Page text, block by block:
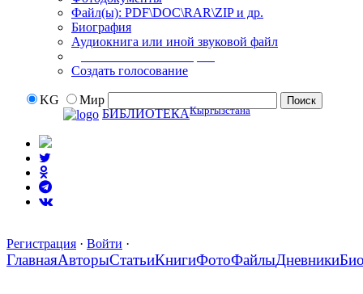
Файл(ы): PDF\DOC\RAR\ZIP и др.
Биография
Аудиокнига или иной звуковой файл
Создать голосование
KG
Мир
БИБЛИОТЕКАКыргызстана
Регистрация · Войти ·
ГлавнаяАвторыСтатьиКнигиФотоФайлыДневники